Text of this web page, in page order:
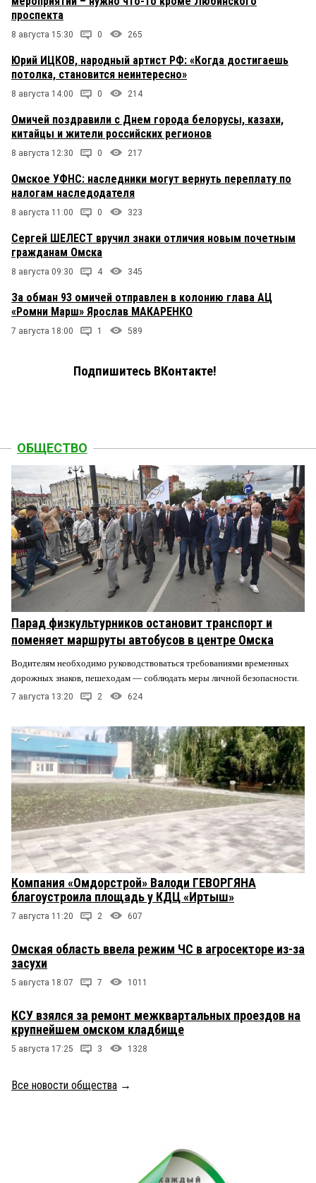
проспекта
8 августа 15:30 0 265
Юрий ИЦКОВ, народный артист РФ: «Когда достигаешь
потолка, становится неинтересно»
8 августа 14:00 0 214
Омичей поздравили с Днем города белорусы, казахи,
китайцы и жители российских регионов
8 августа 12:30 0 217
Омское УФНС: наследники могут вернуть переплату по
налогам наследодателя
8 августа 11:00 0 323
Сергей ШЕЛЕСТ вручил знаки отличия новым почетным
гражданам Омска
8 августа 09:30 4 345
За обман 93 омичей отправлен в колонию глава АЦ
«Ромни Марш» Ярослав МАКАРЕНКО
7 августа 18:00 1 589
Подпишитесь ВКонтакте!
ОБЩЕСТВО
Парад физкультурников остановит транспорт и
поменяет маршруты автобусов в центре Омска
Водителям необходимо руководствоваться требованиями временных
дорожных знаков, пешеходам — соблюдать меры личной безопасности.
7 августа 13:20 2 624
Компания «Омдорстрой» Валоди ГЕВОРГЯНА
благоустроила площадь у КДЦ «Иртыш»
7 августа 11:20 2 607
Омская область ввела режим ЧС в агросекторе из-за
засухи
5 августа 18:07 7 1011
КСУ взялся за ремонт межквартальных проездов на
крупнейшем омском кладбище
5 августа 17:25 3 1328
Все новости общества →